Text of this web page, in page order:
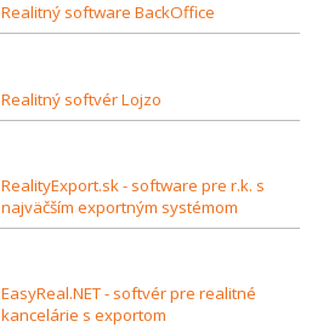
Realitný software BackOffice
Realitný softvér Lojzo
RealityExport.sk - software pre r.k. s
najväčším exportným systémom
EasyReal.NET - softvér pre realitné
kancelárie s exportom